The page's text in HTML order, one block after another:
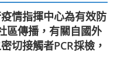
情指揮中心為有效防
區傳播，有關自國外
切接觸者PCR採檢，